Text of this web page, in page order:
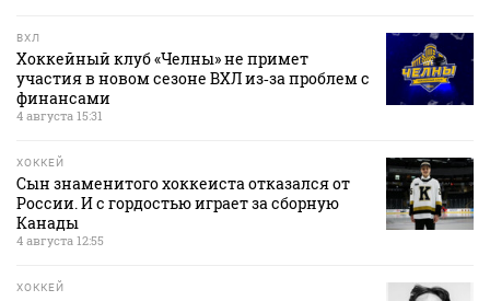
ВХЛ
Хоккейный клуб «Челны» не примет
участия в новом сезоне ВХЛ из‑за проблем с
финансами
4 августа 15:31
ХОККЕЙ
Сын знаменитого хоккеиста отказался от
России. И с гордостью играет за сборную
Канады
4 августа 12:55
ХОККЕЙ